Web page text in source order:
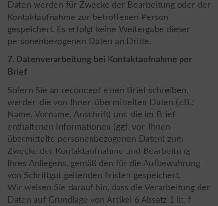
Daten werden für Zwecke der Bearbeitung oder der
Kontaktaufnahme zur betroffenen Person
gespeichert. Es erfolgt keine Weitergabe dieser
personenbezogenen Daten an Dritte.
7. Datenverarbeitung bei Kontaktaufnahme per
Brief
Sofern Sie an reconcept einen Brief schreiben,
werden die von Ihnen übermittelten Daten (z.B.:
Name, Vorname, Anschrift) und die im Brief
enthaltenen Informationen (ggf. von Ihnen
übermittelte personenbezogenen Daten) zum
Zwecke der Kontaktaufnahme und Bearbeitung
Ihres Anliegens, gemäß den für die Aufbewahrung
von Schriftgut geltenden Fristen gespeichert.
Wir weisen Sie darauf hin, dass die Verarbeitung der
Daten auf Grundlage von Artikel 6 Absatz 1 lit. f